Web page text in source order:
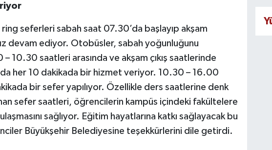
ring seferleri sabah saat 07.30’da başlayıp akşam
devam ediyor. Otobüsler, sabah yoğunluğunu
– 10.30 saatleri arasında ve akşam çıkış saatlerinde
her 10 dakikada bir hizmet veriyor. 10.30 – 16.00
bir sefer yapılıyor. Özellikle ders saatlerine denk
sefer saatleri, öğrencilerin kampüs içindeki fakültelere
sağlıyor. Eğitim hayatlarına katkı sağlayacak bu
Büyükşehir Belediyesine teşekkürlerini dile getirdi.